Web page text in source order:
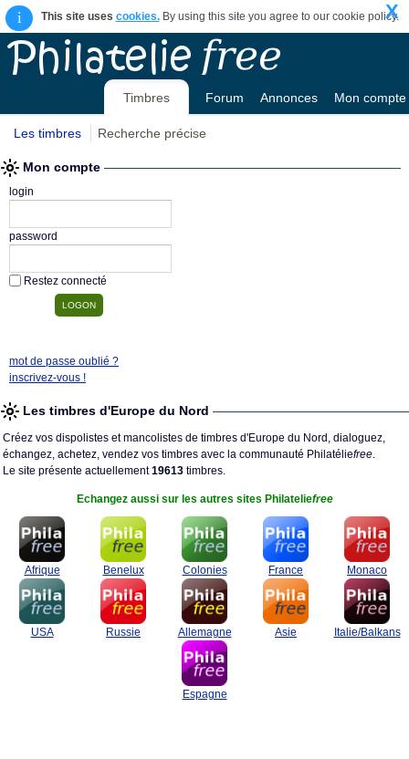
i This site uses cookies.By using this site you agree to our cookie policy.
X
Timbres Forum Annonces Mon compte
Les timbres Recherche précise
Mon compte
login
password
Restez connecté
mot de passe oublié ?
inscrivez-vous !
Les timbres d'Europe du Nord
Créez vos dispolistes et mancolistes de timbres d'Europe du Nord, dialoguez,
échangez, achetez, vendez vos timbres avec la communauté Philatéliefree.
Le site présente actuellement19613 timbres.
Echangez aussi sur les autres sites Philateliefree
Afrique Benelux Colonies France Monaco
USA Russie Allemagne Asie Italie/Balkans
Espagne